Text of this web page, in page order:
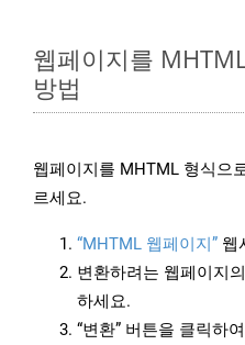
웹페이지를
방법
웹페이지를 MHTML 형식으
르세요.
“MHTML 웹페이지” 웹
변환하려는 웹페이지
하세요.
“변환” 버튼을 클릭하